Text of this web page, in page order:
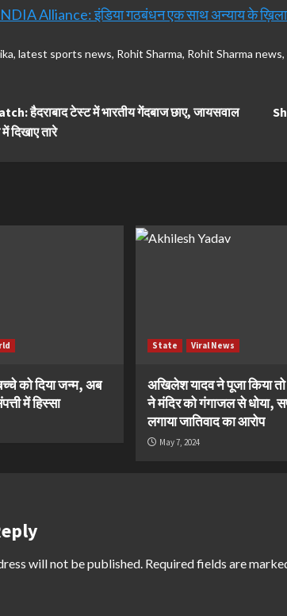
Alliance: इंडिया गठबंधन एक साथ अन्याय के
, latest sports news, Rohit Sharma, Rohit Sharma news,
हैदराबाद टेस्ट में भारतीय गेंदबाज छाए, जायसवाल
दिखाए तारे
को दिया जन्म, अब
में हिस्सा
State Viral News
अखिलेश यादव ने पूजा किया तो
ने मंदिर को गंगाजल से धोया,
लगाया जातिवाद का आरोप
May 7, 2024
will not be published. Required fields are